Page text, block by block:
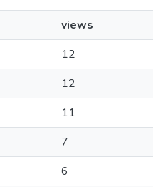
views
12
12
11
7
6